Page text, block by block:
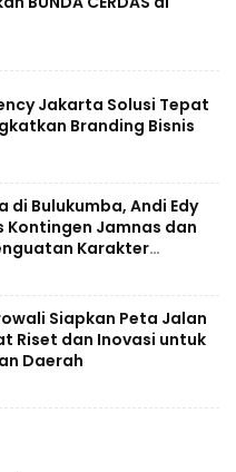
Jakarta Solusi Tepat
Branding Bisnis
di Bulukumba, Andi Edy
Kontingen Jamnas dan
Karakter
Siapkan Peta Jalan
Riset dan Inovasi untuk
Daerah